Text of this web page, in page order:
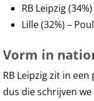
RB Leipzig
Lille (32%) –
Vorm in
RB Leipzig zit in
dus die schrijven